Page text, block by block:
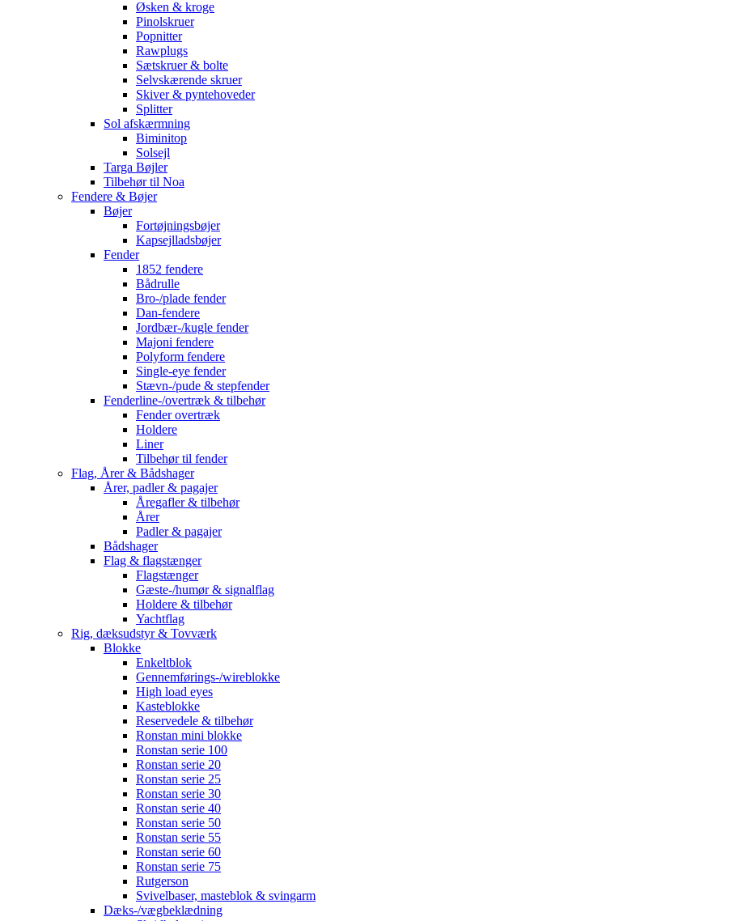
Øsken & kroge
Pinolskruer
Popnitter
Rawplugs
Sætskruer & bolte
Selvskærende skruer
Skiver & pyntehoveder
Splitter
Sol afskærmning
Biminitop
Solsejl
Targa Bøjler
Tilbehør til Noa
Fendere & Bøjer
Bøjer
Fortøjningsbøjer
Kapsejlladsbøjer
Fender
1852 fendere
Bådrulle
Bro-/plade fender
Dan-fendere
Jordbær-/kugle fender
Majoni fendere
Polyform fendere
Single-eye fender
Stævn-/pude & stepfender
Fenderline-/overtræk & tilbehør
Fender overtræk
Holdere
Liner
Tilbehør til fender
Flag, Årer & Bådshager
Årer, padler & pagajer
Åregafler & tilbehør
Årer
Padler & pagajer
Bådshager
Flag & flagstænger
Flagstænger
Gæste-/humør & signalflag
Holdere & tilbehør
Yachtflag
Rig, dæksudstyr & Tovværk
Blokke
Enkeltblok
Gennemførings-/wireblokke
High load eyes
Kasteblokke
Reservedele & tilbehør
Ronstan mini blokke
Ronstan serie 100
Ronstan serie 20
Ronstan serie 25
Ronstan serie 30
Ronstan serie 40
Ronstan serie 50
Ronstan serie 55
Ronstan serie 60
Ronstan serie 75
Rutgerson
Svivelbaser, masteblok & svingarm
Dæks-/vægbeklædning